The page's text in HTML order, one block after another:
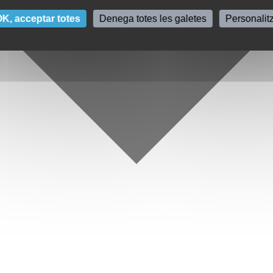
acceptar totes Denega totes les galetes